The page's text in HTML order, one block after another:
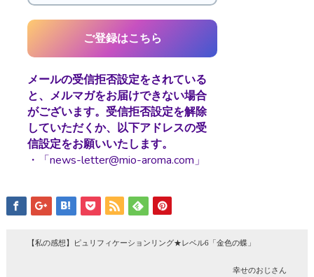
メールの受信拒否設定をされている
と、メルマガをお届けできない場合
がございます。受信拒否設定を解除
していただくか、以下アドレスの受
信設定をお願いいたします。
・「news-letter@mio-aroma.com」
【私の感想】ピュリフィケーションリング★レベル6「金色の蝶」
幸せのおじさん